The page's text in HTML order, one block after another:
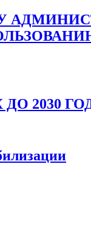
2030